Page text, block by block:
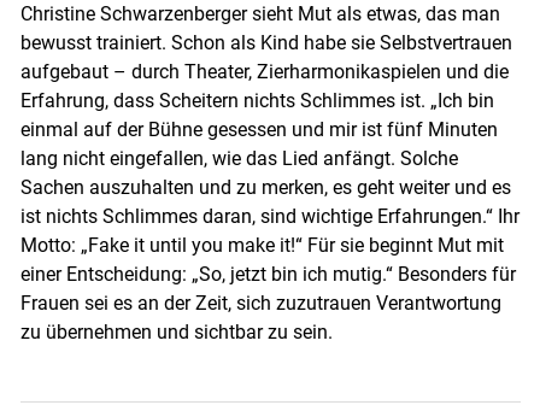
Christine Schwarzenberger sieht Mut als etwas, das man
bewusst trainiert. Schon als Kind habe sie Selbstvertrauen
aufgebaut – durch Theater, Zierharmonikaspielen und die
Erfahrung, dass Scheitern nichts Schlimmes ist. „Ich bin
einmal auf der Bühne gesessen und mir ist fünf Minuten
lang nicht eingefallen, wie das Lied anfängt. Solche
Sachen auszuhalten und zu merken, es geht weiter und es
ist nichts Schlimmes daran, sind wichtige Erfahrungen.“ Ihr
Motto: „Fake it until you make it!“ Für sie beginnt Mut mit
einer Entscheidung: „So, jetzt bin ich mutig.“ Besonders für
Frauen sei es an der Zeit, sich zuzutrauen Verantwortung
zu übernehmen und sichtbar zu sein.